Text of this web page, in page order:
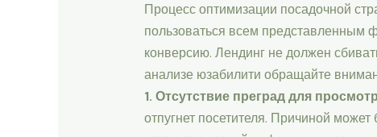
Процесс оптимизации посадочной
пользоваться всем представленным
конверсию. Лендинг не должен
анализе юзабилити обращайте
1. Отсутствие преград для
отпугнет посетителя. Причиной